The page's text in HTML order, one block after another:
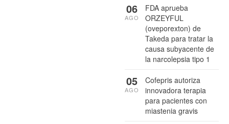
FDA aprueba
ORZEYFUL
(oveporexton) de
Takeda para tratar la
causa subyacente de
la narcolepsia tipo 1
06
AGO
Cofepris autoriza
innovadora terapia
para pacientes con
miastenia gravis
05
AGO